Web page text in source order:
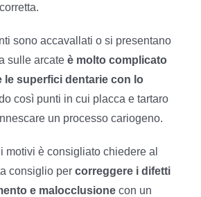
sono accavallati o si presentano
sulle arcateè molto complicato
le superfici dentarie con lo
così punti in cui placca e tartaro
un processo cariogeno.
motivi è consigliato chiedere al
consiglio percorreggere i difetti
e malocclusionecon un